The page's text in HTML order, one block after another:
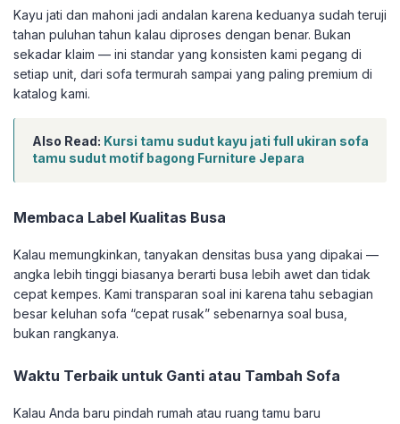
Kayu jati dan mahoni jadi andalan karena keduanya sudah teruji
tahan puluhan tahun kalau diproses dengan benar. Bukan
sekadar klaim — ini standar yang konsisten kami pegang di
setiap unit, dari sofa termurah sampai yang paling premium di
katalog kami.
Also Read: Kursi tamu sudut kayu jati full ukiran sofa
tamu sudut motif bagong Furniture Jepara
Membaca Label Kualitas Busa
Kalau memungkinkan, tanyakan densitas busa yang dipakai —
angka lebih tinggi biasanya berarti busa lebih awet dan tidak
cepat kempes. Kami transparan soal ini karena tahu sebagian
besar keluhan sofa “cepat rusak” sebenarnya soal busa,
bukan rangkanya.
Waktu Terbaik untuk Ganti atau Tambah Sofa
Kalau Anda baru pindah rumah atau ruang tamu baru